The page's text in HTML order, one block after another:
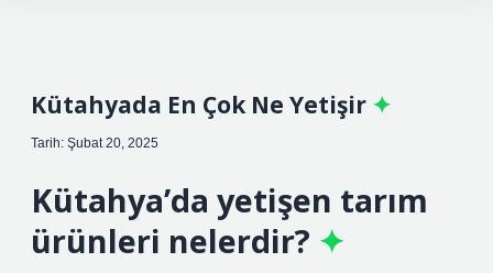
Kütahyada En Çok Ne Yetişir
Tarih: Şubat 20, 2025
Kütahya’da yetişen tarım
ürünleri nelerdir?